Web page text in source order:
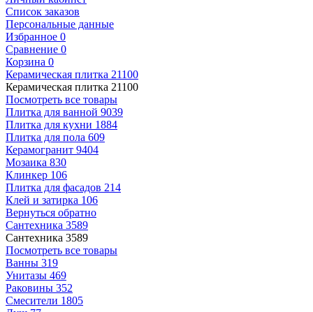
Список заказов
Персональные данные
Избранное 0
Сравнение 0
Корзина 0
Керамическая плитка 21100
Керамическая плитка 21100
Посмотреть все товары
Плитка для ванной 9039
Плитка для кухни 1884
Плитка для пола 609
Керамогранит 9404
Мозаика 830
Клинкер 106
Плитка для фасадов 214
Клей и затирка 106
Вернуться обратно
Сантехника 3589
Сантехника 3589
Посмотреть все товары
Ванны 319
Унитазы 469
Раковины 352
Смесители 1805